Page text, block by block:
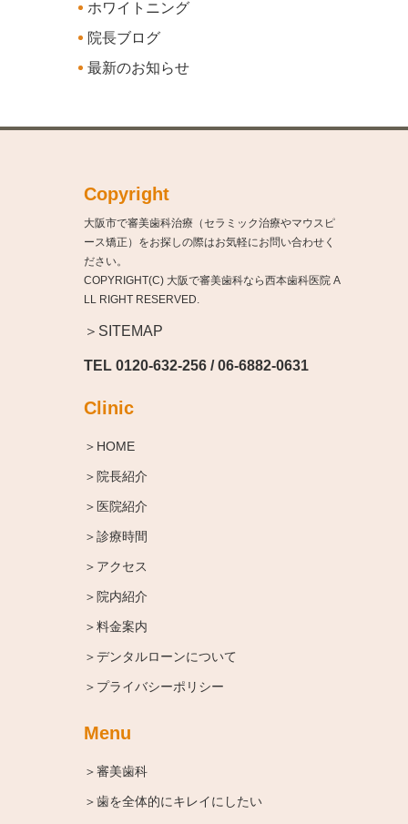
ホワイトニング
院長ブログ
最新のお知らせ
Copyright
大阪市で審美歯科治療（セラミック治療やマウスピ
ース矯正）をお探しの際はお気軽にお問い合わせく
ださい。
COPYRIGHT(C) 大阪で審美歯科なら西本歯科医院 A
LL RIGHT RESERVED.
＞SITEMAP
TEL 0120-632-256 /06-6882-0631
Clinic
＞HOME
＞院長紹介
＞医院紹介
＞診療時間
＞アクセス
＞院内紹介
＞料金案内
＞デンタルローンについて
＞プライバシーポリシー
Menu
＞審美歯科
＞歯を全体的にキレイにしたい